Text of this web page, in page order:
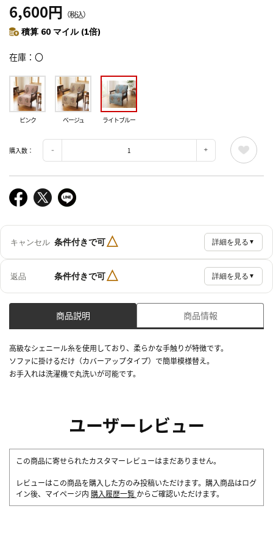
6,600円 （税込）
積算 60 マイル (1倍)
在庫 〇
ピンク ベージュ ライトブルー
購入数：
キャンセル 条件付きで可△ 詳細を見る ▼
返品 条件付きで可△ 詳細を見る ▼
商品説明 商品情報
高級なシェニール糸を使用しており、柔らかな手触りが特徴です。
ソファに掛けるだけ（カバーアップタイプ）で簡単模様替え。
お手入れは洗濯機で丸洗いが可能です。
ユーザーレビュー
この商品に寄せられたカスタマーレビューはまだありません。
レビューはこの商品を購入した方のみ投稿いただけます。購入商品はログ
イン後、マイページ内 購入履歴一覧 からご確認いただけます。